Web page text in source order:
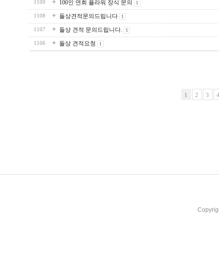
1109 100인 연회 플라워 장식 문의 1
1108 돌상견적문의드립니다 1
1107 돌상 견적 문의드립니다. 1
1106 돌상 견적요청 1
1 2 3